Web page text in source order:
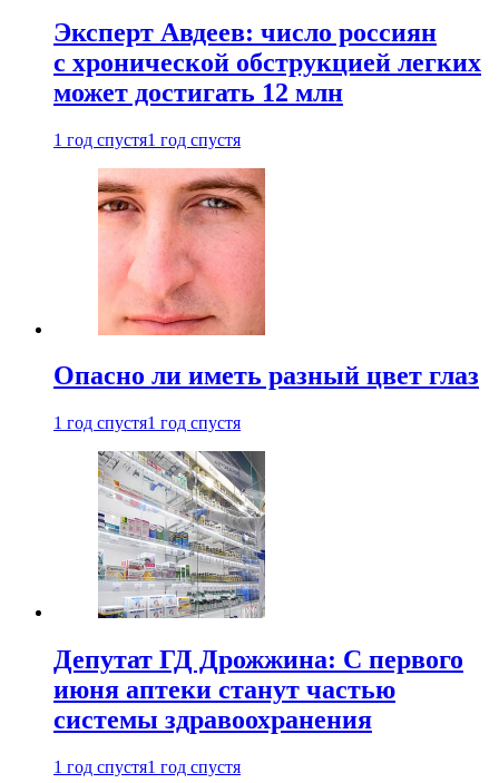
Эксперт Авдеев: число россиян
с хронической обструкцией легких
может достигать 12 млн
1 год спустя1 год спустя
Опасно ли иметь разный цвет глаз
1 год спустя1 год спустя
Депутат ГД Дрожжина: С первого
июня аптеки станут частью
системы здравоохранения
1 год спустя1 год спустя